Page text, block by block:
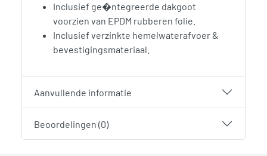
Inclusief ge�ntegreerde dakgoot
voorzien van EPDM rubberen folie.
Inclusief verzinkte hemelwaterafvoer &
bevestigingsmateriaal.
Aanvullende informatie
Beoordelingen (0)